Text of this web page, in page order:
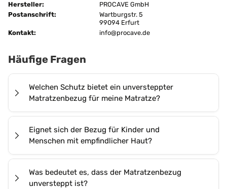
Höhe: 4 cm
Maßanfertigung: Maßanfertigung
Ausführung:
ja
ohne Dampf
Chemische Reinigung: ja
Farbe:
Pantone 19-4057 TPX
Erwachsene
perfekt für Säuglinge
Hersteller:
PROCAVE GmbH
Postanschrift:
Wartburgstr. 5
99094 Erfurt
Kontakt:
info@procave.de
Häufige Fragen
Welchen Schutz bietet ein unversteppter
Matratzenbezug für meine Matratze?
Blauschützt Ihre Matratze zuverlässig vor Staub,
verlängert so ihre Lebensdauer spürbar. Gefertigt
aus
100 % Baumwolleist er atmungsaktiv, nimmt
Eignet sich der Bezug für Kinder und
Menschen mit empfindlicher Haut?
aus reiner Baumwolle, die weich, hautfreundlich und
Was bedeutet es, dass der Matratzenbezug
unversteppt ist?